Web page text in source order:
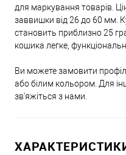
для маркування товарів.
заввишки від 26 до 60 мм.
становить приблизно 25
кошика легке,
Ви можете замовити
або білим кольором. Для
зв'яжіться з нами.